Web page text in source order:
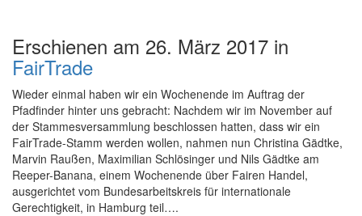
Erschienen am 26. März 2017 in
FairTrade
Wieder einmal haben wir ein Wochenende im Auftrag der
Pfadfinder hinter uns gebracht: Nachdem wir im November auf
der Stammesversammlung beschlossen hatten, dass wir ein
FairTrade-Stamm werden wollen, nahmen nun Christina Gädtke,
Marvin Raußen, Maximilian Schlösinger und Nils Gädtke am
Reeper-Banana, einem Wochenende über Fairen Handel,
ausgerichtet vom Bundesarbeitskreis für internationale
Gerechtigkeit, in Hamburg teil….